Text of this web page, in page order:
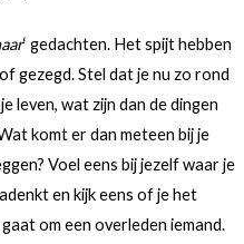
‘ gedachten. Het spijt hebben
gezegd. Stel dat je nu zo rond
leven, wat zijn dan de dingen
komt er dan meteen bij je
Voel eens bij jezelf waar je
en kijk eens of je het
om een overleden iemand.